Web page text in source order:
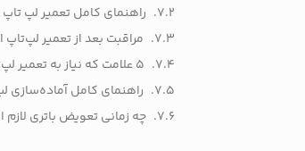
راهنمای کامل تعمیر لپ
مراقبت بعد از تعمیر
5 علامت که نیاز به تعمیر لپ‌تاپ فوری دارید
راهنمای کامل آماده‌سازی
چه زمانی تعویض باتری